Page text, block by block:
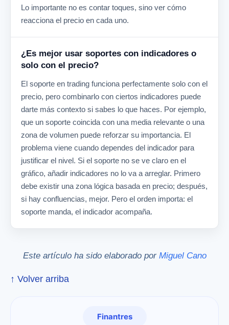
Lo importante no es contar toques, sino ver cómo
reacciona el precio en cada uno.
¿Es mejor usar soportes con indicadores o
solo con el precio?
El soporte en trading funciona perfectamente solo con el
precio, pero combinarlo con ciertos indicadores puede
darte más contexto si sabes lo que haces. Por ejemplo,
que un soporte coincida con una media relevante o una
zona de volumen puede reforzar su importancia. El
problema viene cuando dependes del indicador para
justificar el nivel. Si el soporte no se ve claro en el
gráfico, añadir indicadores no lo va a arreglar. Primero
debe existir una zona lógica basada en precio; después,
si hay confluencias, mejor. Pero el orden importa: el
soporte manda, el indicador acompaña.
Este artículo ha sido elaborado por Miguel Cano
↑ Volver arriba
Finantres